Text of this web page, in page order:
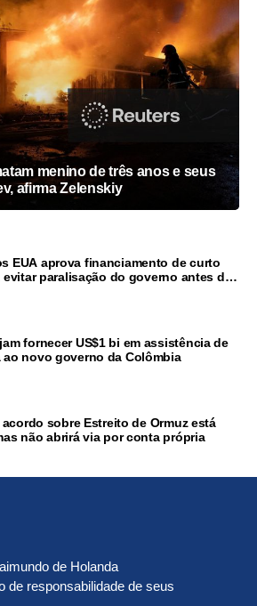
menino de três anos e seus
afirma Zelenskiy
EUA aprova financiamento de curto
evitar paralisação do governo antes das
fornecer US$1 bi em assistência de
ao novo governo da Colômbia
acordo sobre Estreito de Ormuz está
não abrirá via por conta própria
de Holanda
de responsabilidade de seus